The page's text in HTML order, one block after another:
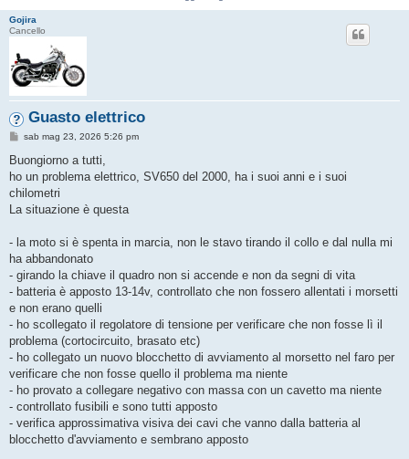
Gojira
Cancello
Guasto elettrico
M
s
a
g
i
sab mag 23, 2026 5:26 pm
Buongiorno a tutti,
ho un problema elettrico, SV650 del 2000, ha i suoi anni e i suoi
chilometri
La situazione è questa
- la moto si è spenta in marcia, non le stavo tirando il collo e dal nulla mi
ha abbandonato
- girando la chiave il quadro non si accende e non da segni di vita
- batteria è apposto 13-14v, controllato che non fossero allentati i morsetti
e non erano quelli
- ho scollegato il regolatore di tensione per verificare che non fosse lì il
problema (cortocircuito, brasato etc)
- ho collegato un nuovo blocchetto di avviamento al morsetto nel faro per
verificare che non fosse quello il problema ma niente
- ho provato a collegare negativo con massa con un cavetto ma niente
- controllato fusibili e sono tutti apposto
- verifica approssimativa visiva dei cavi che vanno dalla batteria al
blocchetto d'avviamento e sembrano apposto